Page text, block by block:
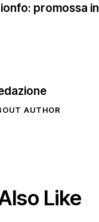
promossa in
AUTHOR
Like